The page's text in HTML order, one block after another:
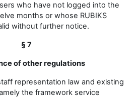
who have not logged into the
months or whose RUBIKS
without further notice.
§ 7
of other regulations
representation law and existing
the framework service